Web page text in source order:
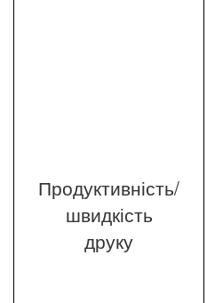
Продуктивність/
швидкість
друку